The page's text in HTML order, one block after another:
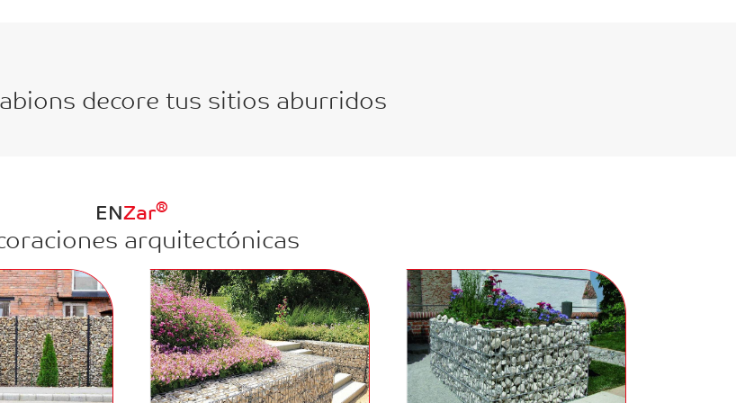
decore tus sitios aburridos
ENZar®
arquitectónicas